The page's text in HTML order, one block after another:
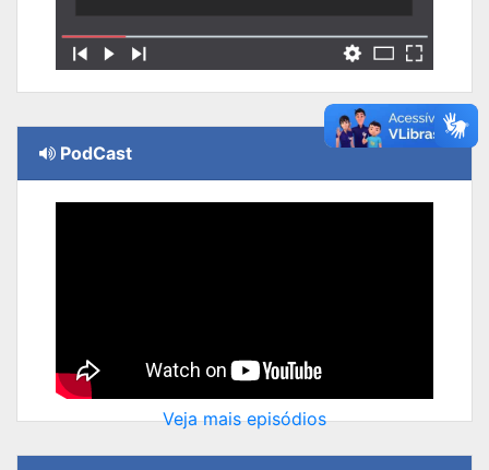
PodCast
Veja mais episódios